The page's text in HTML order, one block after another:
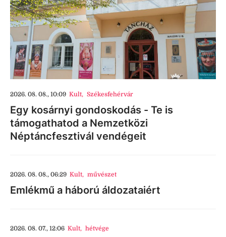
2026. 08. 08., 10:09 Kult, Székesfehérvár
Egy kosárnyi gondoskodás - Te is
támogathatod a Nemzetközi
Néptáncfesztivál vendégeit
2026. 08. 08., 06:29 Kult, művészet
Emlékmű a háború áldozataiért
2026. 08. 07., 12:06 Kult, hétvége